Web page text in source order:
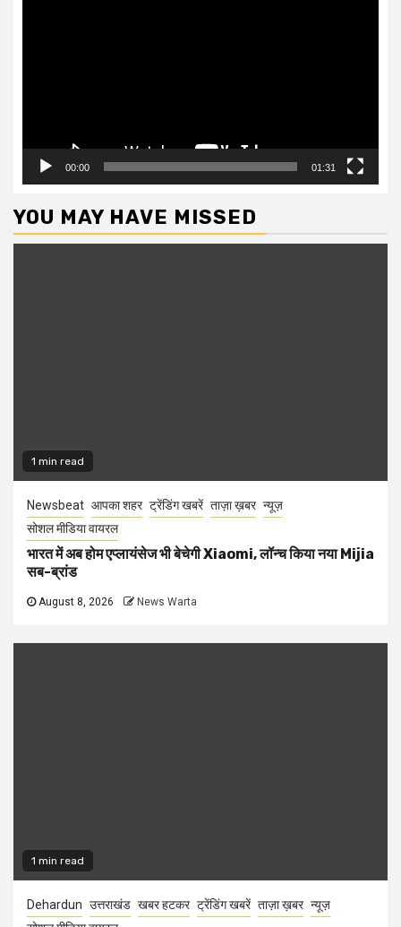
00:00 01:31
YOU MAY HAVE MISSED
1 min read
Newsbeat आपका शहर ट्रेंडिंग खबरें ताज़ा ख़बर न्यूज़
सोशल मीडिया वायरल
भारत में अब होम एप्लायंसेज भी बेचेगी Xiaomi, लॉन्च किया नया Mijia
सब-ब्रांड
August 8, 2026 News Warta
1 min read
Dehardun उत्तराखंड खबर हटकर ट्रेंडिंग खबरें ताज़ा ख़बर न्यूज़